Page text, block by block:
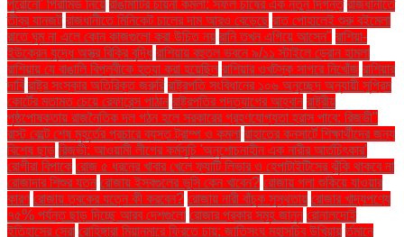
পুরোনো' পিরামিড নিয়ে রাঙামাটির চায়না কমলা: সফল চাষের এক নতুন দিগন্ত রাজধানীতে
তীব্র যানজট রাজধানীতে মিনিকেট চালের দাম আরও বেড়েছে রাত পোহালেই শুরু বইমেলা
রাতে ঘুম না এলে কোন কাজগুলো করা উচিত নয় রানি তখন এগিয়ে আসেন" রাশিয়া-
ইউক্রেন যুদ্ধে অস্ত্র বিক্রি বৃদ্ধি রাশিয়ায় বহুতল ভবনে ৯/১১ স্টাইলে ড্রোন হামলা
রাশিয়ায় যে বাঙালি বিপ্লবীকে হত্যা করা হয়েছিল রাশিয়ার ওখটস্ক সাগরে নিখোঁজ রাশিয়ার
দাবি রাষ্ট্র সংস্কার অতিরিক্ত জরুরি রাষ্ট্রপতি সংবিধানের ১০৬ অনুচ্ছেদ অনুযায়ী সুপ্রিম
কোর্টের মতামত চেয়ে রেফারেন্স পাঠান রাষ্ট্রপতির পদত্যাগের আহ্বান রাষ্ট্রীয়
পৃষ্ঠপোষকতায় রাজনৈতিক দল গঠন হলে সরকারের গ্রহণযোগ্যতা হ্রাস পাবে: রিজভী"
রাস্ট বেল্টে শেষ মুহূর্তের প্রচারে ব্যস্ত ট্রাম্প ও কমলা রাহাতের কনসার্টে শিক্ষার্থীদের জন্য
বিশেষ ছাড় রিজভী: আওয়ামী লীগের কর্মসূচি 'অনুশোচনাহীন এক নারীর আর্তচিৎকার'
রোগীরা বিপাকে রোজ ৫ ধরনের খাবার খেলে ফ্যাটি লিভার ও হেপাটাইটিসের ঝুঁকি থাকবে না
রোজাদার শিশুর যত্ন রোজায় ইসবগুলের ভুসি কেন খাবেন? রোজায় গলা শুকিয়ে যাওয়ার
কারণ রোজায় ত্বকের যত্নে কী করবেন? রোজায় নারী বাঁচুক সুস্থতায় রোজার খাদ্যপণ্যে
৭৫% পর্যন্ত ছাড় দিচ্ছে আরব দেশগুলো রোজার প্রকার সমূহ জানুন রোনালদোই
ইতিহাসের সেরা রোহিঙ্গারা মিয়ানমারে ফিরতে চায়: জাতিসংঘ মহাসচিব উখিয়ায় র্তমানে